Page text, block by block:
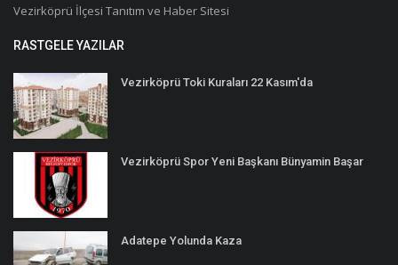
Vezirköprü İlçesi Tanıtım ve Haber Sitesi
RASTGELE YAZILAR
Vezirköprü Toki Kuraları 22 Kasım'da
Vezirköprü Spor Yeni Başkanı Bünyamin Başar
Adatepe Yolunda Kaza